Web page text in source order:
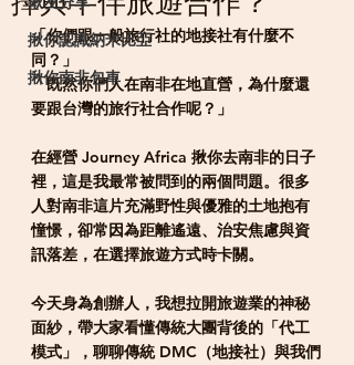
揪你認識納米比亞
揪你南非包車
「你們跟一般旅行社的地接社有什麼不
同？」
「既然你們人在南非在地直營，為什麼還
要跟台灣的旅行社合作呢？」
在經營 Journey Africa 揪你去南非的日子
裡，這是我最常被問到的兩個問題。很多
人對南非這片充滿野性與優雅的土地抱有
憧憬，卻常因為距離遙遠、治安焦慮與資
訊落差，在選擇旅遊方式時卡關。
今天身為創辦人，我想拉開旅遊業的神秘
面紗，帶大家看懂傳統大團背後的「代工
模式」，聊聊傳統 DMC（地接社）與我們